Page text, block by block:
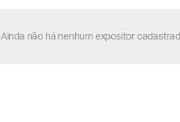
Ainda não há nenhum expositor